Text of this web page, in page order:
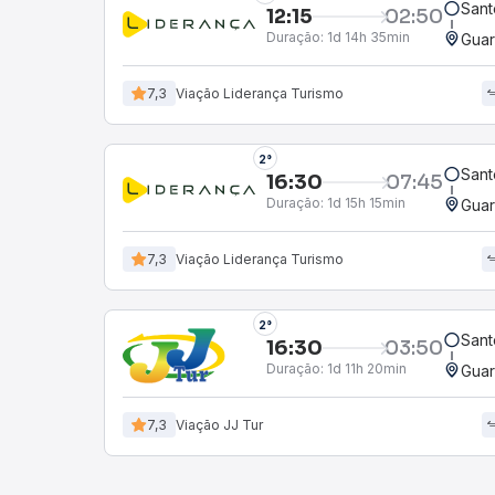
12:15 02:50
Duração: 1d 14h 35min
7,3 Viação Liderança Turismo
2°
16:30 07:45
Duração: 1d 15h 15min
7,3 Viação Liderança Turismo
2°
16:30 03:50
Duração: 1d 11h 20min
7,3 Viação JJ Tur